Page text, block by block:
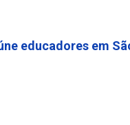
educadores em